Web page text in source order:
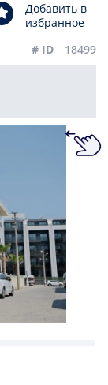
Добавить в
избранное
# ID
18499